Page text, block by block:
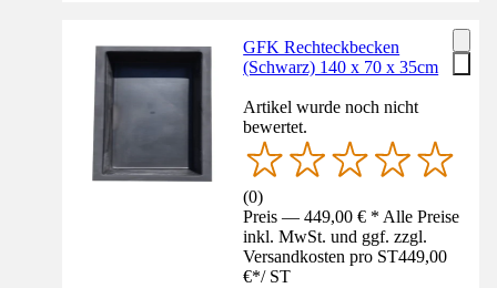
GFK Rechteckbecken
(Schwarz) 140 x 70 x 35cm
Artikel wurde noch nicht
bewertet.
(0)
Preis — 449,00 € * Alle Preise
inkl. MwSt. und ggf. zzgl.
Versandkosten pro ST449,00
€*/ ST